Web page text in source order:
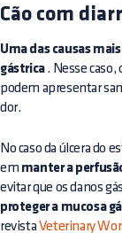
Cão com
Uma das causas
gástrica. Nesse caso,
podem apresentar
dor.
No caso da úlcera do
em manter a
evitar que os danos
proteger a mucosa
revista Veterinary